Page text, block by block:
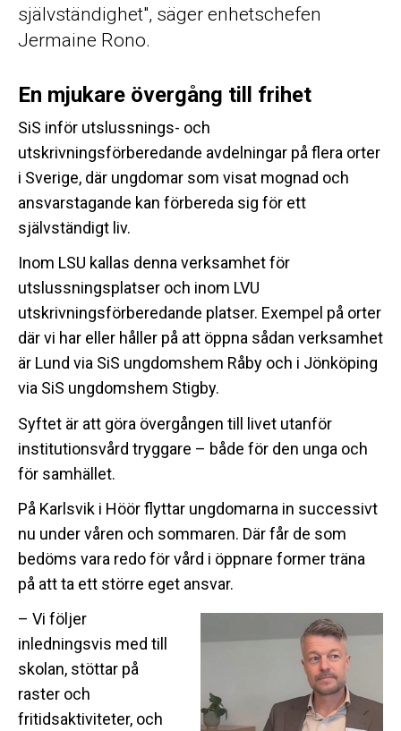
självständighet", säger enhetschefen
Jermaine Rono.
En mjukare övergång till frihet
SiS inför utslussnings- och
utskrivningsförberedande avdelningar på flera orter
i Sverige, där ungdomar som visat mognad och
ansvarstagande kan förbereda sig för ett
självständigt liv.
Inom LSU kallas denna verksamhet för
utslussningsplatser och inom LVU
utskrivningsförberedande platser. Exempel på orter
där vi har eller håller på att öppna sådan verksamhet
är Lund via SiS ungdomshem Råby och i Jönköping
via SiS ungdomshem Stigby.
Syftet är att göra övergången till livet utanför
institutionsvård tryggare – både för den unga och
för samhället.
På Karlsvik i Höör flyttar ungdomarna in successivt
nu under våren och sommaren. Där får de som
bedöms vara redo för vård i öppnare former träna
på att ta ett större eget ansvar.
– Vi följer
inledningsvis med till
skolan, stöttar på
raster och
fritidsaktiviteter, och